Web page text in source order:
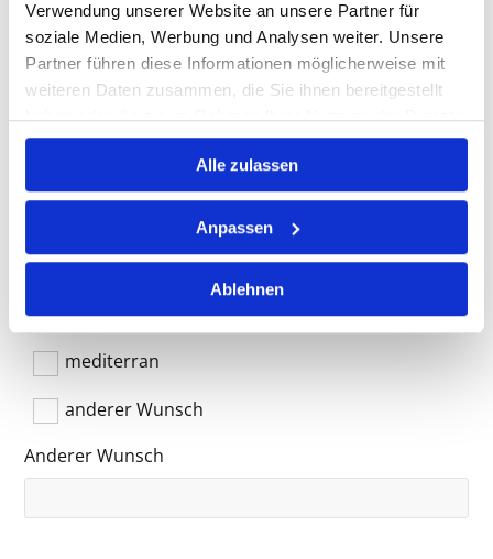
Verwendung unserer Website an unsere Partner für
soziale Medien, Werbung und Analysen weiter. Unsere
Partner führen diese Informationen möglicherweise mit
weiteren Daten zusammen, die Sie ihnen bereitgestellt
haben oder die sie im Rahmen Ihrer Nutzung der Dienste
gesammelt haben.
Alle zulassen
Anpassen
Ablehnen
mit Suppe
mit Dessertauswahl
ohne Schwein
mehr Salatauswahl
vegetarisch
rustikal
mediterran
anderer Wunsch
Anderer Wunsch